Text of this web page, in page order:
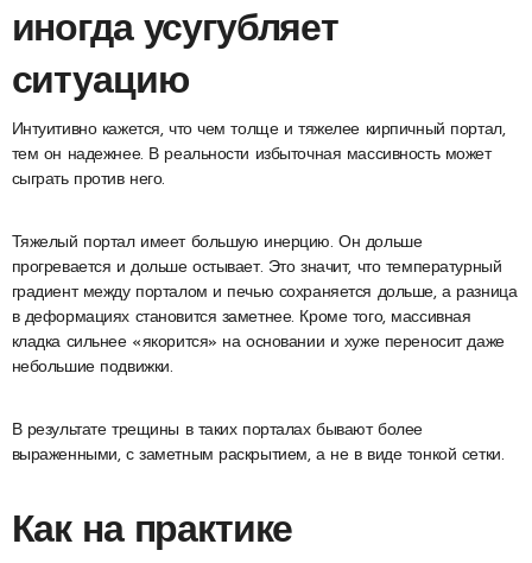
иногда усугубляет
ситуацию
Интуитивно кажется, что чем толще и тяжелее кирпичный портал,
тем он надежнее. В реальности избыточная массивность может
сыграть против него.
Тяжелый портал имеет большую инерцию. Он дольше
прогревается и дольше остывает. Это значит, что температурный
градиент между порталом и печью сохраняется дольше, а разница
в деформациях становится заметнее. Кроме того, массивная
кладка сильнее «якорится» на основании и хуже переносит даже
небольшие подвижки.
В результате трещины в таких порталах бывают более
выраженными, с заметным раскрытием, а не в виде тонкой сетки.
Как на практике